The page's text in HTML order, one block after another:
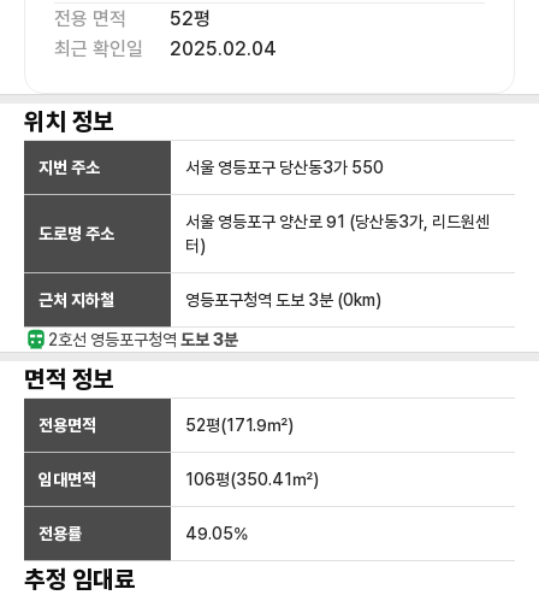
전용 면적
52평
최근 확인일
2025.02.04
위치 정보
지번 주소 서울 영등포구 당산동3가 550
도로명 주소
서울 영등포구 양산로 91 (당산동3가, 리드원센
터)
근처 지하철 영등포구청역 도보 3분 (0km)
2호선 영등포구청역 도보 3분
면적 정보
전용면적 52평(171.9㎡)
임대면적 106평(350.41㎡)
전용률 49.05%
추정 임대료